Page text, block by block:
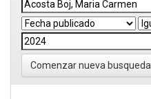
Comenzar nueva busqueda